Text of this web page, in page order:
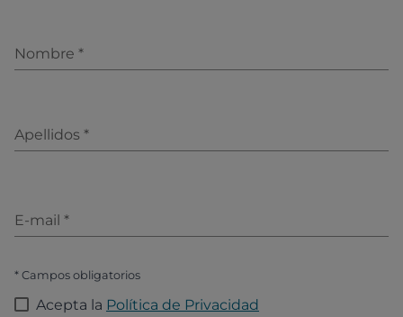
Nombre *
Apellidos *
E-mail *
* Campos obligatorios
Acepta la Política de Privacidad